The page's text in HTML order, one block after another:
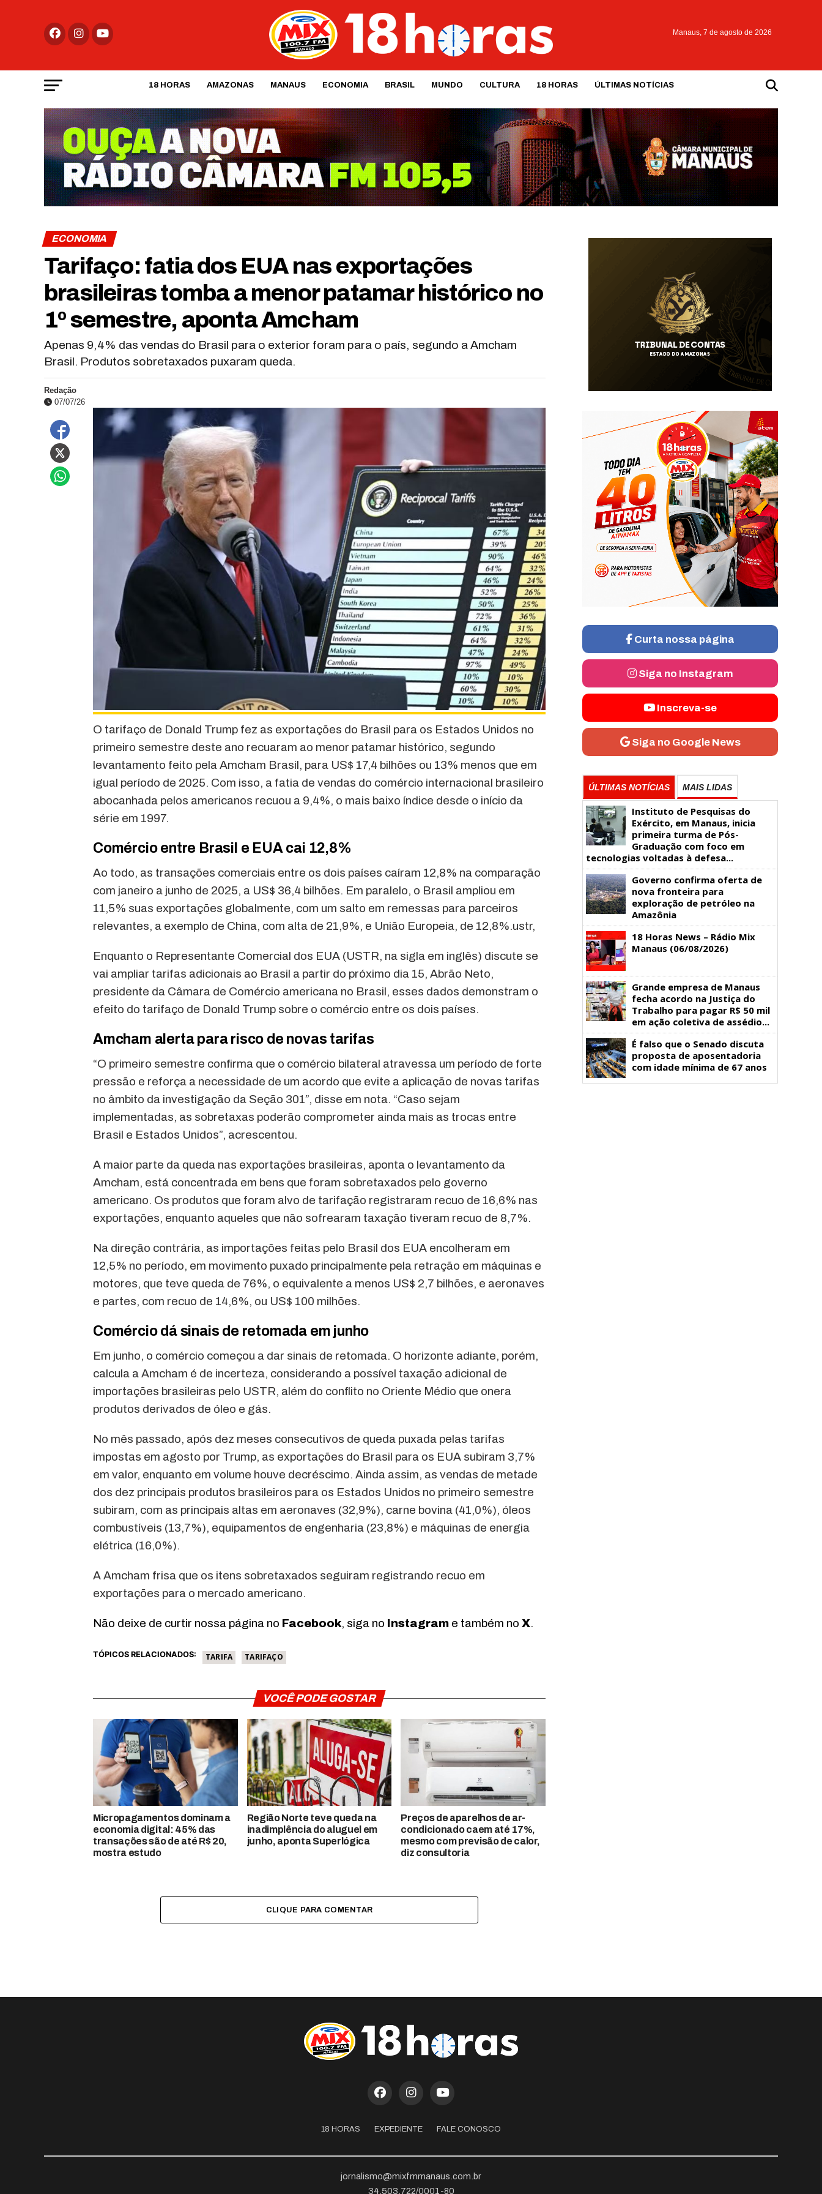
Manaus, 7 de agosto de 2026
18 HORAS AMAZONAS MANAUS ECONOMIA BRASIL MUNDO CULTURA 18 HORAS ÚLTIMAS NOTÍCIAS
ECONOMIA
Tarifaço: fatia dos EUA nas exportações
brasileiras tomba a menor patamar histórico no
1º semestre, aponta Amcham
Apenas 9,4% das vendas do Brasil para o exterior foram para o país, segundo a Amcham
Brasil. Produtos sobretaxados puxaram queda.
Redação
07/07/26
O tarifaço de Donald Trump fez as exportações do Brasil para os Estados Unidos no
primeiro semestre deste ano recuaram ao menor patamar histórico, segundo
levantamento feito pela Amcham Brasil, para US$ 17,4 bilhões ou 13% menos que em
igual período de 2025. Com isso, a fatia de vendas do comércio internacional brasileiro
abocanhada pelos americanos recuou a 9,4%, o mais baixo índice desde o início da
série em 1997.
Comércio entre Brasil e EUA cai 12,8%
Ao todo, as transações comerciais entre os dois países caíram 12,8% na comparação
com janeiro a junho de 2025, a US$ 36,4 bilhões. Em paralelo, o Brasil ampliou em
11,5% suas exportações globalmente, com um salto em remessas para parceiros
relevantes, a exemplo de China, com alta de 21,9%, e União Europeia, de 12,8%.ustr,
Enquanto o Representante Comercial dos EUA (USTR, na sigla em inglês) discute se
vai ampliar tarifas adicionais ao Brasil a partir do próximo dia 15, Abrão Neto,
presidente da Câmara de Comércio americana no Brasil, esses dados demonstram o
efeito do tarifaço de Donald Trump sobre o comércio entre os dois países.
Amcham alerta para risco de novas tarifas
“O primeiro semestre confirma que o comércio bilateral atravessa um período de forte
pressão e reforça a necessidade de um acordo que evite a aplicação de novas tarifas
no âmbito da investigação da Seção 301”, disse em nota. “Caso sejam
implementadas, as sobretaxas poderão comprometer ainda mais as trocas entre
Brasil e Estados Unidos”, acrescentou.
A maior parte da queda nas exportações brasileiras, aponta o levantamento da
Amcham, está concentrada em bens que foram sobretaxados pelo governo
americano. Os produtos que foram alvo de tarifação registraram recuo de 16,6% nas
exportações, enquanto aqueles que não sofrearam taxação tiveram recuo de 8,7%.
Na direção contrária, as importações feitas pelo Brasil dos EUA encolheram em
12,5% no período, em movimento puxado principalmente pela retração em máquinas e
motores, que teve queda de 76%, o equivalente a menos US$ 2,7 bilhões, e aeronaves
e partes, com recuo de 14,6%, ou US$ 100 milhões.
Comércio dá sinais de retomada em junho
Em junho, o comércio começou a dar sinais de retomada. O horizonte adiante, porém,
calcula a Amcham é de incerteza, considerando a possível taxação adicional de
importações brasileiras pelo USTR, além do conflito no Oriente Médio que onera
produtos derivados de óleo e gás.
No mês passado, após dez meses consecutivos de queda puxada pelas tarifas
impostas em agosto por Trump, as exportações do Brasil para os EUA subiram 3,7%
em valor, enquanto em volume houve decréscimo. Ainda assim, as vendas de metade
dos dez principais produtos brasileiros para os Estados Unidos no primeiro semestre
subiram, com as principais altas em aeronaves (32,9%), carne bovina (41,0%), óleos
combustíveis (13,7%), equipamentos de engenharia (23,8%) e máquinas de energia
elétrica (16,0%).
A Amcham frisa que os itens sobretaxados seguiram registrando recuo em
exportações para o mercado americano.
Não deixe de curtir nossa página no Facebook, siga no Instagram e também no X.
TÓPICOS RELACIONADOS: TARIFA TARIFAÇO
VOCÊ PODE GOSTAR
Micropagamentos dominam a
economia digital: 45% das
transações são de até R$ 20,
mostra estudo
Região Norte teve queda na
inadimplência do aluguel em
junho, aponta Superlógica
Preços de aparelhos de ar-
condicionado caem até 17%,
mesmo com previsão de calor,
diz consultoria
CLIQUE PARA COMENTAR
Curta nossa página
Siga no Instagram
Inscreva-se
Siga no Google News
ÚLTIMAS NOTÍCIAS MAIS LIDAS
Instituto de Pesquisas do
Exército, em Manaus, inicia
primeira turma de Pós-
Graduação com foco em
tecnologias voltadas à defesa...
Governo confirma oferta de
nova fronteira para
exploração de petróleo na
Amazônia
18 Horas News​​​​​​​​​​​​ – Rádio Mix
Manaus (06/08/2026)
Grande empresa de Manaus
fecha acordo na Justiça do
Trabalho para pagar R$ 50 mil
em ação coletiva de assédio...
É falso que o Senado discuta
proposta de aposentadoria
com idade mínima de 67 anos
18 HORAS EXPEDIENTE FALE CONOSCO
jornalismo@mixfmmanaus.com.br
34.503.722/0001-80